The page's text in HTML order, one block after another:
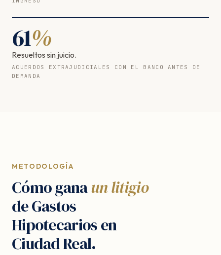
61%
Resueltos sin juicio.
ACUERDOS EXTRAJUDICIALES CON EL BANCO ANTES DE
DEMANDA
METODOLOGÍA
Cómo ganaun litigio
de Gastos
Hipotecarios en
Ciudad Real.